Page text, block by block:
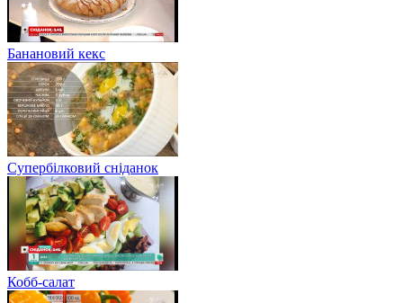
Банановий кекс
Супербілковий сніданок
Кобб-салат